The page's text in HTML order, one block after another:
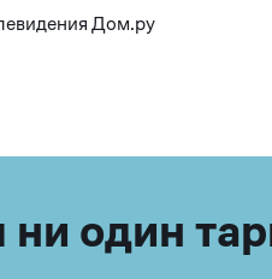
Дом.ру
один